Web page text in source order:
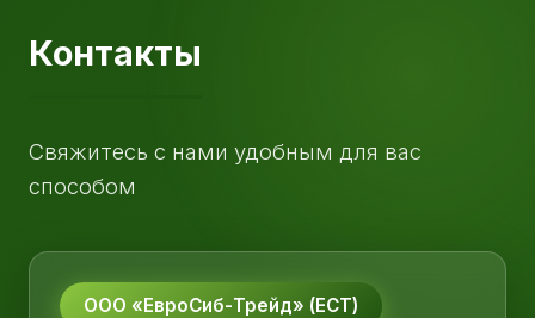
Контакты
Свяжитесь с нами удобным для вас
способом
ООО «ЕвроСиб-Трейд» (ЕСТ)